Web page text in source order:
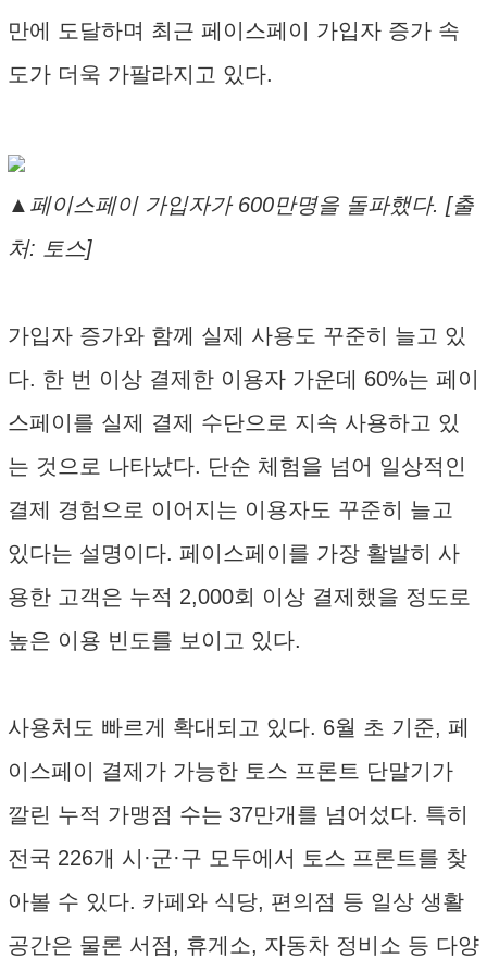
만에 도달하며 최근 페이스페이 가입자 증가 속
도가 더욱 가팔라지고 있다.
▲페이스페이 가입자가 600만명을 돌파했다. [출
처: 토스]
가입자 증가와 함께 실제 사용도 꾸준히 늘고 있
다. 한 번 이상 결제한 이용자 가운데 60%는 페이
스페이를 실제 결제 수단으로 지속 사용하고 있
는 것으로 나타났다. 단순 체험을 넘어 일상적인
결제 경험으로 이어지는 이용자도 꾸준히 늘고
있다는 설명이다. 페이스페이를 가장 활발히 사
용한 고객은 누적 2,000회 이상 결제했을 정도로
높은 이용 빈도를 보이고 있다.
사용처도 빠르게 확대되고 있다. 6월 초 기준, 페
이스페이 결제가 가능한 토스 프론트 단말기가
깔린 누적 가맹점 수는 37만개를 넘어섰다. 특히
전국 226개 시·군·구 모두에서 토스 프론트를 찾
아볼 수 있다. 카페와 식당, 편의점 등 일상 생활
공간은 물론 서점, 휴게소, 자동차 정비소 등 다양